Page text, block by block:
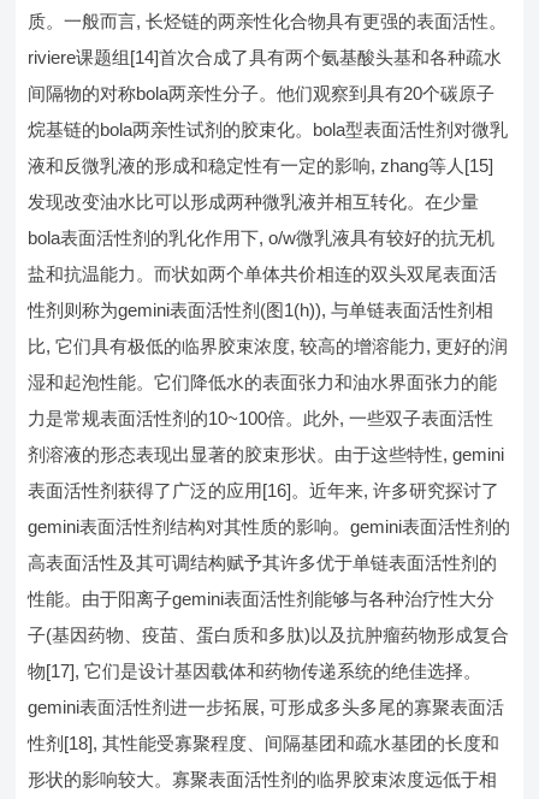
质。一般而言, 长烃链的两亲性化合物具有更强的表面活性。
riviere课题组[14]首次合成了具有两个氨基酸头基和各种疏水
间隔物的对称bola两亲性分子。他们观察到具有20个碳原子
烷基链的bola两亲性试剂的胶束化。bola型表面活性剂对微乳
液和反微乳液的形成和稳定性有一定的影响, zhang等人[15]
发现改变油水比可以形成两种微乳液并相互转化。在少量
bola表面活性剂的乳化作用下, o/w微乳液具有较好的抗无机
盐和抗温能力。而状如两个单体共价相连的双头双尾表面活
性剂则称为gemini表面活性剂(图1(h)), 与单链表面活性剂相
比, 它们具有极低的临界胶束浓度, 较高的增溶能力, 更好的润
湿和起泡性能。它们降低水的表面张力和油水界面张力的能
力是常规表面活性剂的10~100倍。此外, 一些双子表面活性
剂溶液的形态表现出显著的胶束形状。由于这些特性, gemini
表面活性剂获得了广泛的应用[16]。近年来, 许多研究探讨了
gemini表面活性剂结构对其性质的影响。gemini表面活性剂的
高表面活性及其可调结构赋予其许多优于单链表面活性剂的
性能。由于阳离子gemini表面活性剂能够与各种治疗性大分
子(基因药物、疫苗、蛋白质和多肽)以及抗肿瘤药物形成复合
物[17], 它们是设计基因载体和药物传递系统的绝佳选择。
gemini表面活性剂进一步拓展, 可形成多头多尾的寡聚表面活
性剂[18], 其性能受寡聚程度、间隔基团和疏水基团的长度和
形状的影响较大。寡聚表面活性剂的临界胶束浓度远低于相